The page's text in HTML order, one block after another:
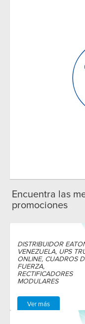
Encuentra las
promociones
DISTRIBUIDOR
VENEZUELA, UPS
ONLINE, CUADROS
FUERZA,
RECTIFICADORES
MODULARES
Ver más